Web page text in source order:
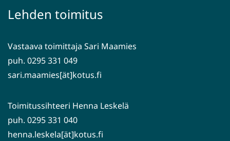
toiseen
Lehden toimitus
Vastaava toimittaja Sari Maamies
puh. 0295 331 049
sari.maamies[ät]kotus.fi
Toimitussihteeri Henna Leskelä
puh. 0295 331 040
henna.leskela[ät]kotus.fi